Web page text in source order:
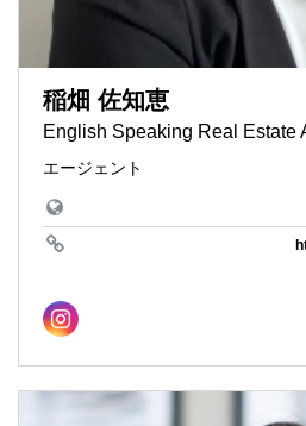
稲畑 佐知恵
English Speaking Real Estate
エージェント